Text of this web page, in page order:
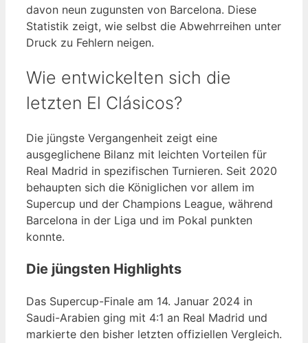
davon neun zugunsten von Barcelona. Diese
Statistik zeigt, wie selbst die Abwehrreihen unter
Druck zu Fehlern neigen.
Wie entwickelten sich die
letzten El Clásicos?
Die jüngste Vergangenheit zeigt eine
ausgeglichene Bilanz mit leichten Vorteilen für
Real Madrid in spezifischen Turnieren. Seit 2020
behaupten sich die Königlichen vor allem im
Supercup und der Champions League, während
Barcelona in der Liga und im Pokal punkten
konnte.
Die jüngsten Highlights
Das Supercup-Finale am 14. Januar 2024 in
Saudi-Arabien ging mit 4:1 an Real Madrid und
markierte den bisher letzten offiziellen Vergleich.